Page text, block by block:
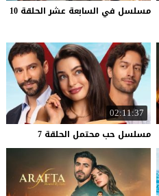
مسلسل في السابعة عشر الحلقة 10
02:11:37
مسلسل حب محتمل الحلقة 7